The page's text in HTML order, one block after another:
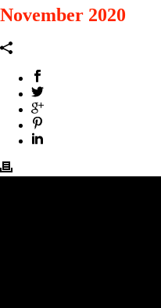
November 2020